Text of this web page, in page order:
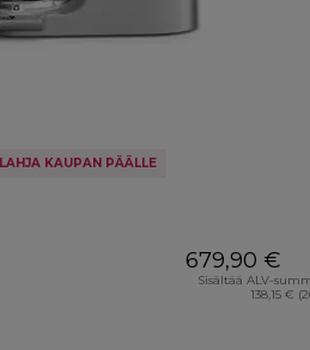
LAHJA KAUPAN PÄÄLLE
679,90 €
Sisältää ALV-
138,15 €